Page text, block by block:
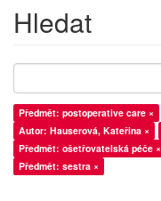
Hledat
Předmět: postoperative care ×
Autor: Hauserová, Kateřina ×
Předmět: ošetřovatelská péče ×
Předmět: sestra ×